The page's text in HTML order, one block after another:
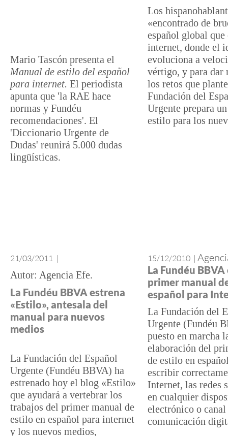
Mario Tascón presenta el
Manual de estilo del español
para internet. El periodista
apunta que 'la RAE hace
normas y Fundéu
recomendaciones'. El
'Diccionario Urgente de
Dudas' reunirá 5.000 dudas
lingüísticas.
Los
«encontrado de
español global
internet, donde el
evoluciona a
vértigo, y para dar
los retos que
Fundación del
Urgente prepara
estilo para los
21/03/2011 |
Agencia Efe
La Fundéu BBVA estrena
«Estilo», antesala del
manual para nuevos
medios
La Fundación del Español
Urgente (Fundéu BBVA) ha
estrenado hoy el blog «Estilo»
que ayudará a vertebrar los
trabajos del primer manual de
estilo en español para internet
y los nuevos medios,
15/12/2010 |
La Fundéu
primer manual
español para
La Fundación del
Urgente (Fundéu
puesto en marcha
elaboración del
de estilo en
escribir
Internet, las redes
en cualquier
electrónico o canal
comunicación